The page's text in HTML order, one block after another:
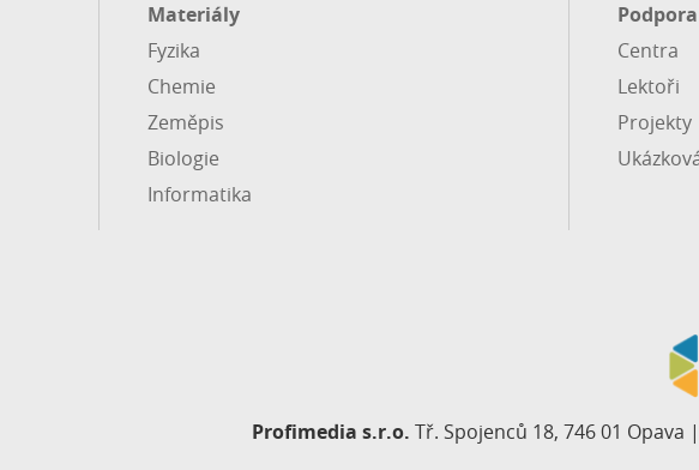
Materiály
Fyzika
Chemie
Zeměpis
Biologie
Informatika
Podpora
Centra
Lektoři
Projekty
Profimedia s.r.o. Tř. Spojenců 18, 746 01